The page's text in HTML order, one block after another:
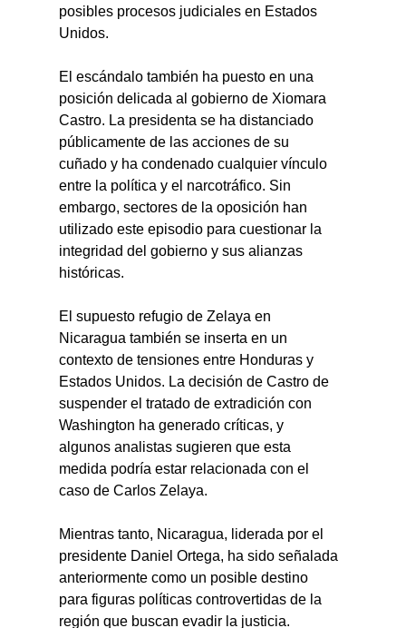
posibles procesos judiciales en Estados
Unidos.
El escándalo también ha puesto en una
posición delicada al gobierno de Xiomara
Castro. La presidenta se ha distanciado
públicamente de las acciones de su
cuñado y ha condenado cualquier vínculo
entre la política y el narcotráfico. Sin
embargo, sectores de la oposición han
utilizado este episodio para cuestionar la
integridad del gobierno y sus alianzas
históricas.
El supuesto refugio de Zelaya en
Nicaragua también se inserta en un
contexto de tensiones entre Honduras y
Estados Unidos. La decisión de Castro de
suspender el tratado de extradición con
Washington ha generado críticas, y
algunos analistas sugieren que esta
medida podría estar relacionada con el
caso de Carlos Zelaya.
Mientras tanto, Nicaragua, liderada por el
presidente Daniel Ortega, ha sido señalada
anteriormente como un posible destino
para figuras políticas controvertidas de la
región que buscan evadir la justicia.